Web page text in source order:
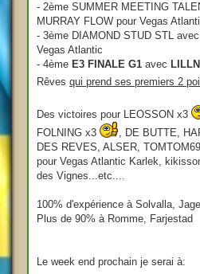
- 2ème SUMMER MEETING
MURRAY FLOW pour Vegas
- 3ème DIAMOND STUD STL
Vegas Atlantic
- 4ème E3 FINALE G1 avec
Rêves qui prend ses premiers 2
Des victoires pour LEOSSON x3
FOLNING x3
, DE BUTTE,
DES REVES, ALSER,
pour Vegas Atlantic Karlek,
des Vignes...etc....
100% d'expérience à Solvalla,
Plus de 90% à Romme, Farjestad
Le week end prochain je serai à: